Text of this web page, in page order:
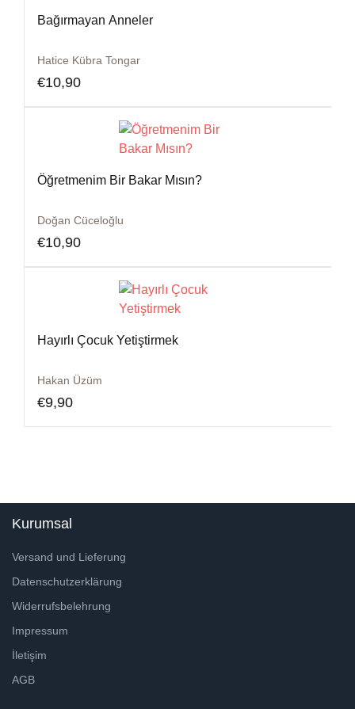
Bağırmayan Anneler
Hatice Kübra Tongar
€10,90
Öğretmenim Bir Bakar Mısın?
Doğan Cüceloğlu
€10,90
Hayırlı Çocuk Yetiştirmek
Hakan Üzüm
€9,90
Kurumsal
Versand und Lieferung
Datenschutzerklärung
Widerrufsbelehrung
Impressum
İletişim
AGB